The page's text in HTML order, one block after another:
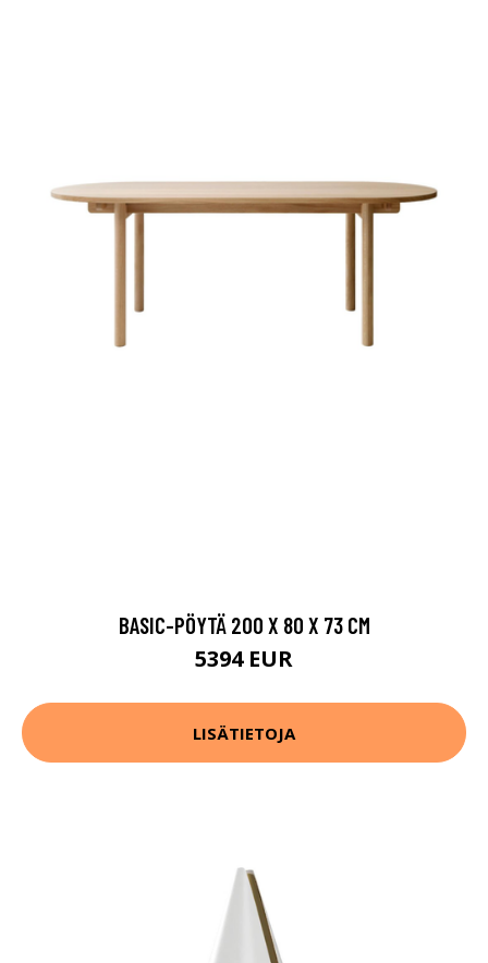
BASIC-PÖYTÄ 200 X 80 X 73 CM
5394 EUR
LISÄTIETOJA